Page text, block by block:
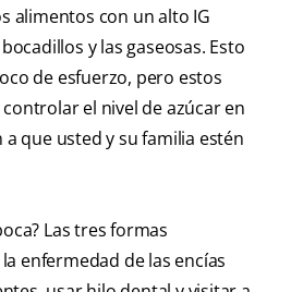
alimentos con un alto IG
y las gaseosas. Esto
de esfuerzo, pero estos
el nivel de azúcar en
a que usted y su familia estén
Las tres formas
enfermedad de las encías